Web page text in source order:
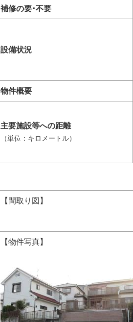
補修の要･不要
設備状況
物件概要
主要施設等への距離
（単位：キロメートル）
【間取り図】
【物件写真】